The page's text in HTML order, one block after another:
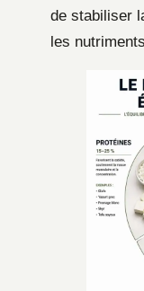
de stabiliser
les